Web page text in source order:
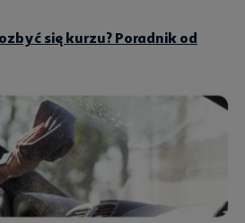
się kurzu? Poradnik od